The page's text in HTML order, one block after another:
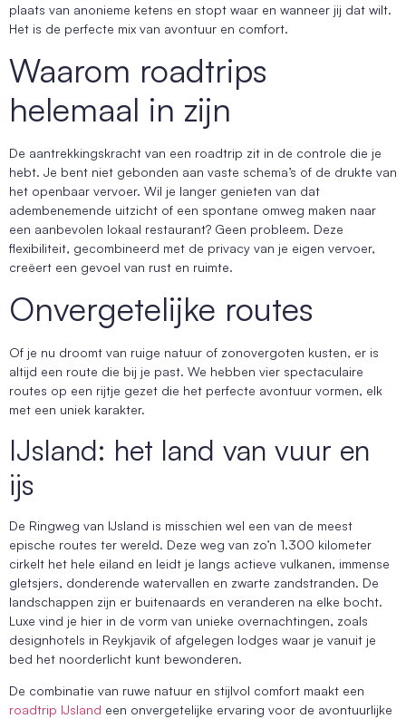
plaats van anonieme ketens en stopt waar en wanneer jij dat wilt.
Het is de perfecte mix van avontuur en comfort.
Waarom roadtrips
helemaal in zijn
De aantrekkingskracht van een roadtrip zit in de controle die je
hebt. Je bent niet gebonden aan vaste schema’s of de drukte van
het openbaar vervoer. Wil je langer genieten van dat
adembenemende uitzicht of een spontane omweg maken naar
een aanbevolen lokaal restaurant? Geen probleem. Deze
flexibiliteit, gecombineerd met de privacy van je eigen vervoer,
creëert een gevoel van rust en ruimte.
Onvergetelijke routes
Of je nu droomt van ruige natuur of zonovergoten kusten, er is
altijd een route die bij je past. We hebben vier spectaculaire
routes op een rijtje gezet die het perfecte avontuur vormen, elk
met een uniek karakter.
IJsland: het land van vuur en
ijs
De Ringweg van IJsland is misschien wel een van de meest
epische routes ter wereld. Deze weg van zo’n 1.300 kilometer
cirkelt het hele eiland en leidt je langs actieve vulkanen, immense
gletsjers, donderende watervallen en zwarte zandstranden. De
landschappen zijn er buitenaards en veranderen na elke bocht.
Luxe vind je hier in de vorm van unieke overnachtingen, zoals
designhotels in Reykjavik of afgelegen lodges waar je vanuit je
bed het noorderlicht kunt bewonderen.
De combinatie van ruwe natuur en stijlvol comfort maakt een
roadtrip IJsland een onvergetelijke ervaring voor de avontuurlijke